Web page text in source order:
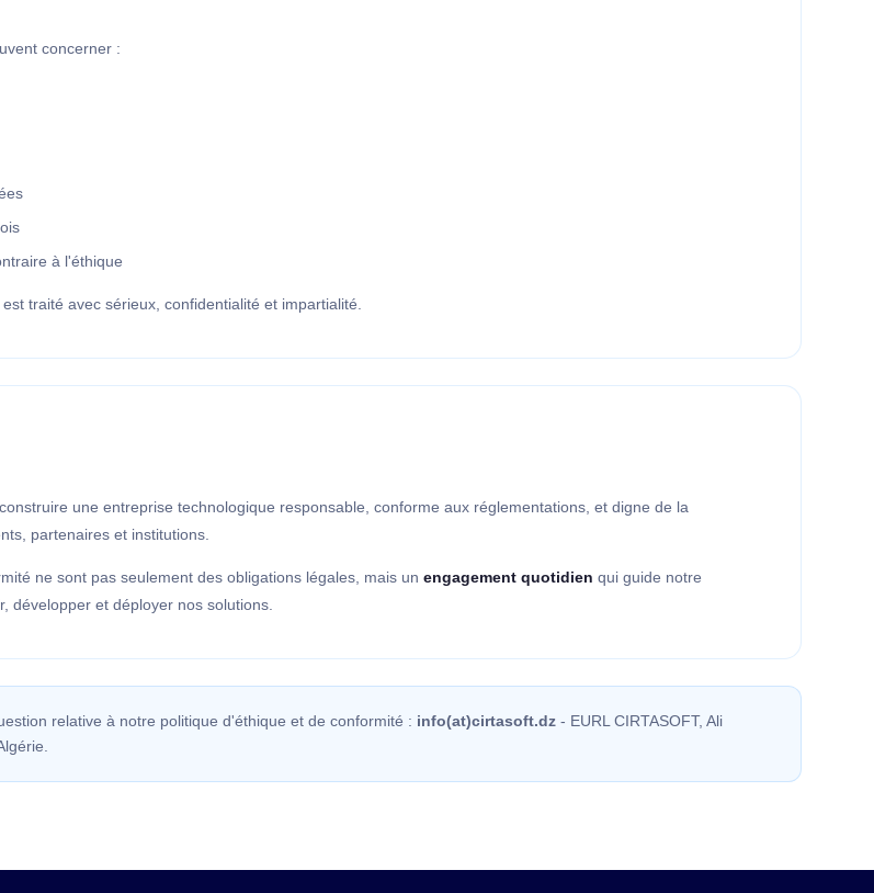
concerner :
à l'éthique
traité avec sérieux, confidentialité et impartialité.
une entreprise technologique responsable, conforme aux réglementations, et digne de la
partenaires et institutions.
ne sont pas seulement des obligations légales, mais un engagement quotidien qui guide notre
développer et déployer nos solutions.
relative à notre politique d'éthique et de conformité : info(at)cirtasoft.dz - EURL CIRTASOFT, Ali